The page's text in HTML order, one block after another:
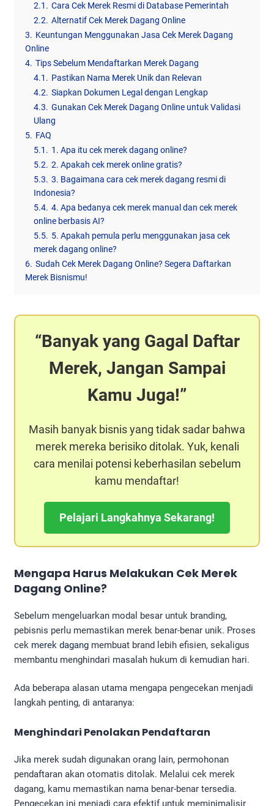
2.1. Cara Cek Merek Resmi di Database Pemerintah
2.2. Alternatif Cek Merek Dagang Online
3. Keuntungan Menggunakan Jasa Cek Merek Dagang
Online
4. Tips Sebelum Mendaftarkan Merek Dagang
4.1. Pastikan Nama Merek Unik dan Relevan
4.2. Siapkan Dokumen Legal dengan Lengkap
4.3. Gunakan Cek Merek Dagang Online untuk Validasi
Ulang
5. FAQ
5.1. 1. Apa itu cek merek dagang online?
5.2. 2. Apakah cek merek online gratis?
5.3. 3. Bagaimana cara cek merek dagang resmi di
Indonesia?
5.4. 4. Apa bedanya cek merek manual dan cek merek
online berbasis AI?
5.5. 5. Apakah pemula perlu menggunakan jasa cek
merek dagang online?
6. Sudah Cek Merek Dagang Online? Segera Daftarkan
Merek Bisnismu!
Banyak yang Gagal Daftar
Merek, Jangan Sampai
Kamu Juga!
Masih banyak bisnis yang tidak sadar bahwa
merek mereka berisiko ditolak. Yuk, kenali
cara menilai potensi keberhasilan sebelum
kamu mendaftar!
Pelajari Langkahnya Sekarang!
Mengapa Harus Melakukan Cek Merek
Dagang Online?
Sebelum mengeluarkan modal besar untuk branding,
pebisnis perlu memastikan merek benar-benar unik. Proses
cek merek dagang membuat brand lebih efisien, sekaligus
membantu menghindari masalah hukum di kemudian hari.
Ada beberapa alasan utama mengapa pengecekan menjadi
langkah penting, di antaranya:
Menghindari Penolakan Pendaftaran
Jika merek sudah digunakan orang lain, permohonan
pendaftaran akan otomatis ditolak. Melalui cek merek
dagang, kamu memastikan nama benar-benar tersedia.
Pengecekan ini menjadi cara efektif untuk meminimalisir